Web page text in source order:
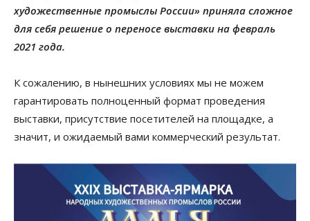
художественные промыслы России» приняла сложное
для себя решение о переносе выставки на февраль
2021 года.
К сожалению, в нынешних условиях мы не можем
гарантировать полноценный формат проведения
выставки, присутствие посетителей на площадке, а
значит, и ожидаемый вами коммерческий результат.